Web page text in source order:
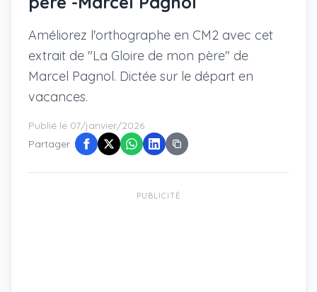
Améliorez l'orthographe en CM2 avec cet
extrait de "La Gloire de mon père" de
Marcel Pagnol. Dictée sur le départ en
vacances.
Publié le 07/janvier/2026
Partager :
PUBLICITÉ